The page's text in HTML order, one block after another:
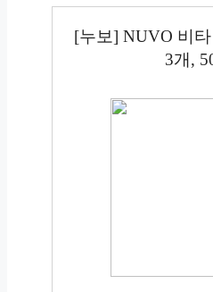
[누보] NUVO 비
3개,